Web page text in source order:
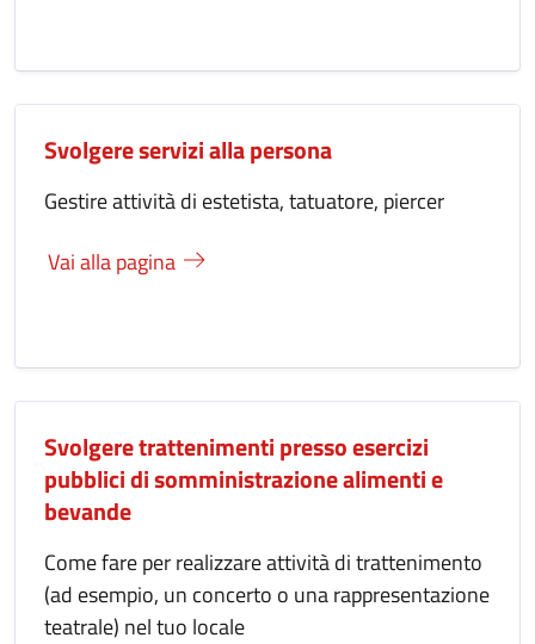
Svolgere servizi alla persona
Gestire attività di estetista, tatuatore, piercer
Vai alla pagina
Svolgere trattenimenti presso esercizi
pubblici di somministrazione alimenti e
bevande
Come fare per realizzare attività di trattenimento
(ad esempio, un concerto o una rappresentazione
teatrale) nel tuo locale